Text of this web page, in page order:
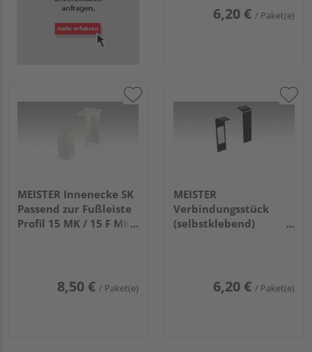
6,20 € / Paket(e)
MEISTER Innenecke SK
Passend zur Fußleiste
Profil 15 MK / 15 F MK /
8,50 € / Paket(e)
MEISTER
Verbindungsstück
(selbstklebend)
2039 Schwarz
6,20 € / Paket(e)